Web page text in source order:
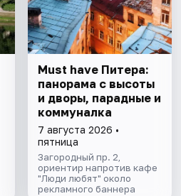
Must have Питера:
панорама с высоты
и дворы, парадные и
коммуналка
7 августа 2026 •
пятница
Загородный пр. 2,
ориентир напротив кафе
"Люди любят" около
рекламного баннера